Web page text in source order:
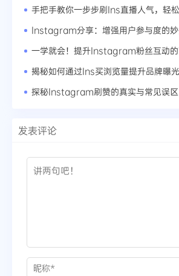
手把手教你一步步刷Ins直播人气，轻
Instagram分享：增强用户参与度的
一学就会！提升Instagram粉丝互动
揭秘如何通过Ins买浏览量提升品牌曝光
探秘Instagram刷赞的真实与常见误区
发表评论